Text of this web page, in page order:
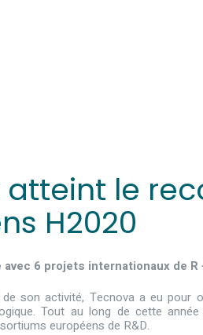
atteint le
H2020
6 projets internationaux de R
son activité, Tecnova a eu pour
Tout au long de cette
européens de R&D.